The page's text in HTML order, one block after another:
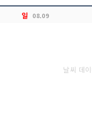
일 08.09
날씨 데